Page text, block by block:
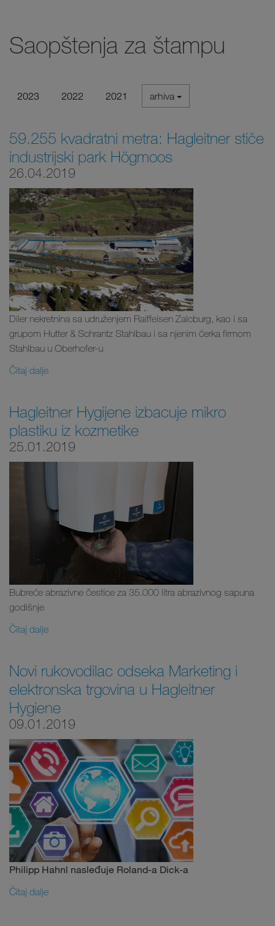
Saopštenja za štampu
2023 2022 2021 arhiva
59.255 kvadratni metra: Hagleitner stiče
industrijski park Högmoos
26.04.2019
Diler nekretnina sa udruženjem Raiffeisen Zalcburg, kao i sa
grupom Hutter & Schrantz Stahlbau i sa njenim ćerka firmom
Stahlbau u Oberhofer-u
Čitaj dalje
Hagleitner Hygijene izbacuje mikro
plastiku iz kozmetike
25.01.2019
Bubreće abrazivne čestice za 35.000 litra abrazivnog sapuna
godišnje
Čitaj dalje
Novi rukovodilac odseka Marketing i
elektronska trgovina u Hagleitner
Hygiene
09.01.2019
Philipp Hahnl nasleđuje Roland-a Dick-a
Čitaj dalje